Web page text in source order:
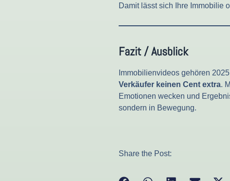
Damit lässt sich Ihre Immobilie
Fazit / Ausblick
Immobilienvideos gehören
Verkäufer keinen Cent extra.
Emotionen wecken und
sondern in Bewegung.
Share the Post: